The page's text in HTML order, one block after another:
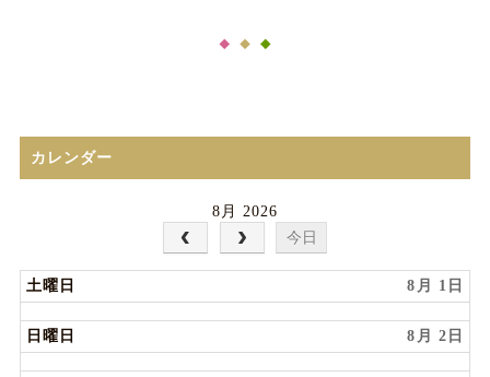
カレンダー
8月 2026
今日
土曜日 8月 1
日曜日 8月 2